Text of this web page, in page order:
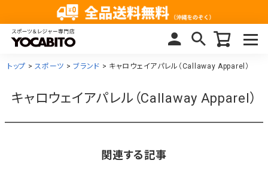
トップ スポーツ ブランド キャロウェイアパレル（Callaway Apparel）
キャロウェイアパレル（Callaway Apparel）
関連する記事